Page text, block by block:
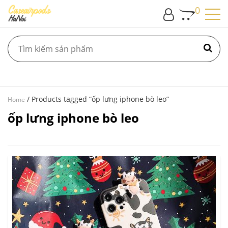
0
Home / Products tagged “ốp lưng iphone bò leo”
ốp lưng iphone bò leo